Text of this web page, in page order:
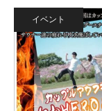
イベント